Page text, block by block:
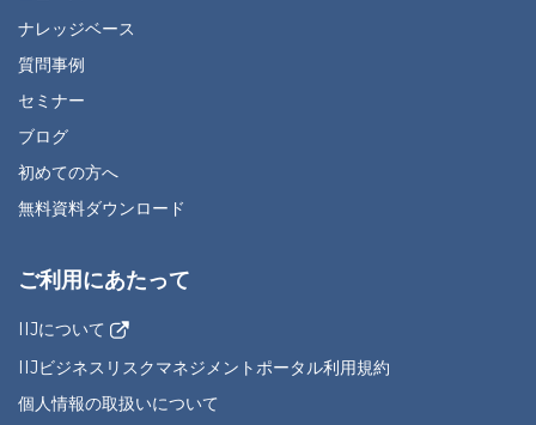
ナレッジベース
質問事例
セミナー
ブログ
初めての方へ
無料資料ダウンロード
ご利用にあたって
IIJについて
IIJビジネスリスクマネジメントポータル利用規約
個人情報の取扱いについて